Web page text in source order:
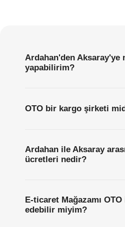
Ardahan'den Aksaray'ye
yapabilirim?
OTO bir kargo şirketi
Ardahan ile Aksaray
ücretleri nedir?
E-ticaret Mağazamı
edebilir miyim?